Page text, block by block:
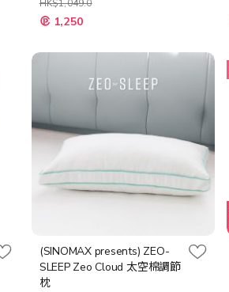
HK$1,049.0
特
殊
格
1,250
(SINOMAX presents) ZEO-
SLEEP Zeo Cloud 太空棉調節
枕